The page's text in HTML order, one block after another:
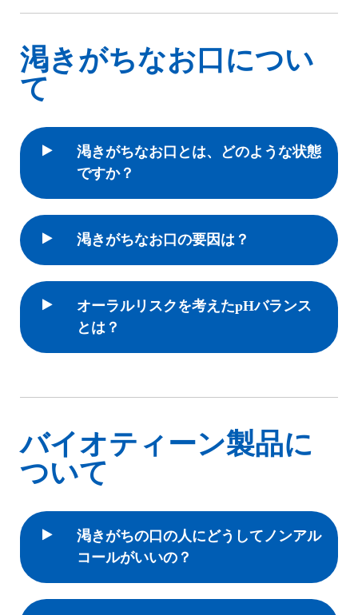
渇きがちなお口につい
て
渇きがちなお口とは、どのような状態
ですか？
渇きがちなお口の要因は？
オーラルリスクを考えたpHバランス
とは？
バイオティーン製品に
ついて
渇きがちの口の人にどうしてノンアル
コールがいいの？